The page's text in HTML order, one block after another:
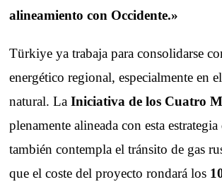
alineamiento con Occidente.»
Türkiye ya trabaja para consolidarse
energético regional, especialmente en
natural. LaIniciativa de los Cuatro
plenamente alineada con esta
también contempla el tránsito de gas
que el coste del proyecto rondará los